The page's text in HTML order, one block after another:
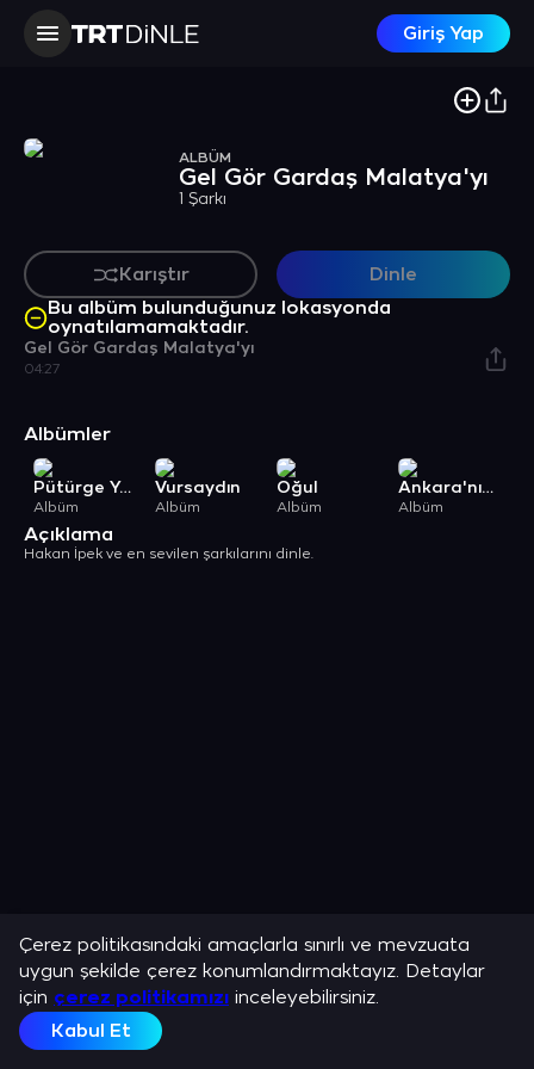
Giriş Yap
ALBÜM
Gel Gör Gardaş Malatya'yı
1 Şarkı
Karıştır
Dinle
Bu albüm bulunduğunuz lokasyonda
oynatılamamaktadır.
Gel Gör Gardaş Malatya'yı
04:27
Albümler
Pütürge Ye Gidekmi
Albüm
Vursaydın
Albüm
Oğul
Albüm
Ankara'nın Dilberi
Albüm
Açıklama
Hakan İpek ve en sevilen şarkılarını dinle.
Çerez politikasındaki amaçlarla sınırlı ve mevzuata
uygun şekilde çerez konumlandırmaktayız. Detaylar
için çerez politikamızı inceleyebilirsiniz.
Kabul Et